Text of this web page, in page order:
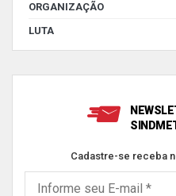
ORGANIZAÇÃO
LUTA
Cadastre-se receba